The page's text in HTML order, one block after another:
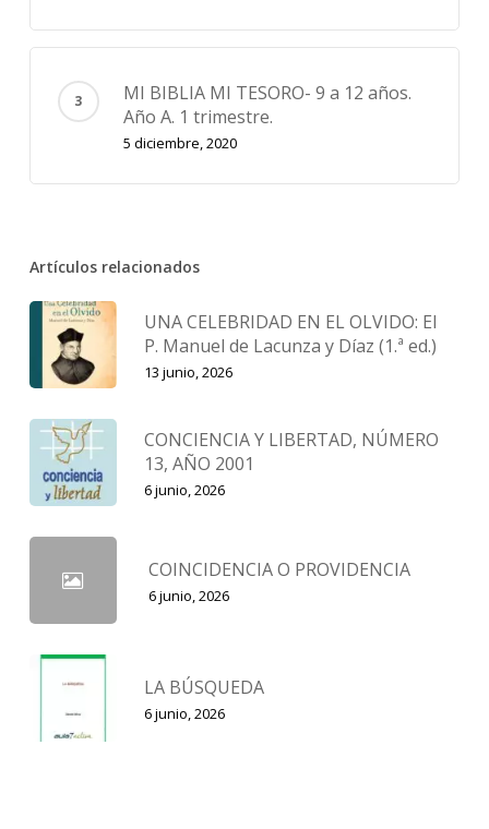
MI BIBLIA MI TESORO- 9 a 12 años.
Año A. 1 trimestre.
5 diciembre, 2020
Artículos relacionados
UNA CELEBRIDAD EN EL OLVIDO: El
P. Manuel de Lacunza y Díaz (1.ª ed.)
13 junio, 2026
CONCIENCIA Y LIBERTAD, NÚMERO
13, AÑO 2001
6 junio, 2026
COINCIDENCIA O PROVIDENCIA
6 junio, 2026
LA BÚSQUEDA
6 junio, 2026